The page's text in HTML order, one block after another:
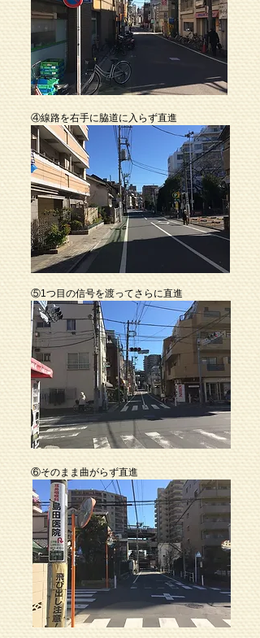
④線路を右手に脇道に入らず直進
⑤1つ目の信号を渡ってさらに直進
⑥そのまま曲がらず直進